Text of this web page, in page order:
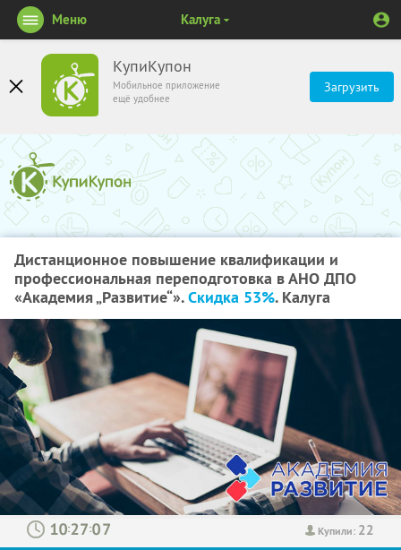
КупиКупон
Мобильное приложение
ещё удобнее
Загрузить
Меню Калуга
Дистанционное повышение квалификации и
профессиональная переподготовка в АНО ДПО
«Академия „Развитие“».Скидка 53%. Калуга
Купили: 22
: :